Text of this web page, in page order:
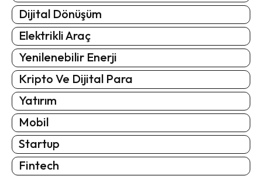
Dijital Dönüşüm
Elektrikli Araç
Yenilenebilir Enerji
Kripto Ve Dijital Para
Yatırım
Mobil
Startup
Fintech